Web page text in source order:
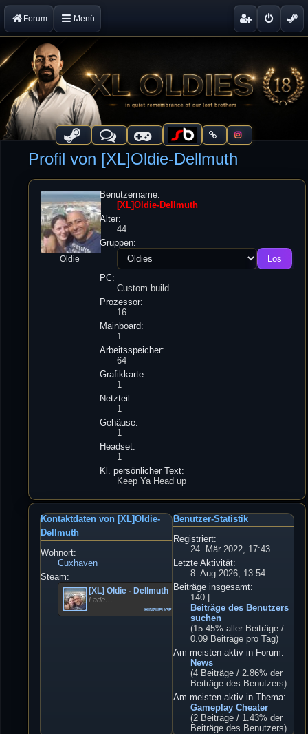
Forum Menü
Profil von [XL]Oldie-Dellmuth
Oldie
Benutzername:
[XL]Oldie-Dellmuth
Alter:
44
Gruppen:
PC:
Custom build
Prozessor:
16
Mainboard:
1
Arbeitsspeicher:
64
Grafikkarte:
1
Netzteil:
1
Gehäuse:
1
Headset:
1
Kl. persönlicher Text:
Keep Ya Head up
Kontaktdaten von [XL]Oldie-
Dellmuth
Wohnort:
Cuxhaven
Steam:
[XL] Oldie - Dellmuth
Lade…
hinzufügen
Benutzer-Statistik
Registriert:
24. Mär 2022, 17:43
Letzte Aktivität:
8. Aug 2026, 13:54
Beiträge insgesamt:
140 |
Beiträge des Benutzers
suchen
(15.45% aller Beiträge /
0.09 Beiträge pro Tag)
Am meisten aktiv in Forum:
News
(4 Beiträge / 2.86% der
Beiträge des Benutzers)
Am meisten aktiv in Thema:
Gameplay Cheater
(2 Beiträge / 1.43% der
Beiträge des Benutzers)